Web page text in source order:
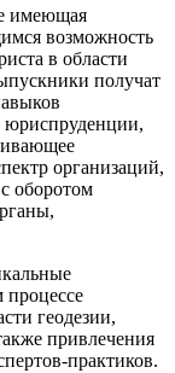
имеющая
возможность
в области
получат
юриспруденции,
организаций,
оборотом
процессе
геодезии,
привлечения
практиков.